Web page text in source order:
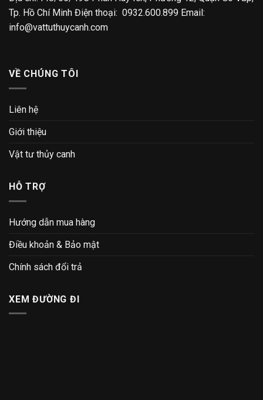
Tp. Hồ Chí Minh Điện thoại: 0932.600.899 Email:
info@vattuthuycanh.com
VỀ CHÚNG TÔI
Liên hệ
Giới thiệu
Vật tư thủy canh
HỖ TRỢ
Hướng dẫn mua hàng
Điều khoản & Bảo mật
Chính sách đổi trả
XEM ĐƯỜNG ĐI